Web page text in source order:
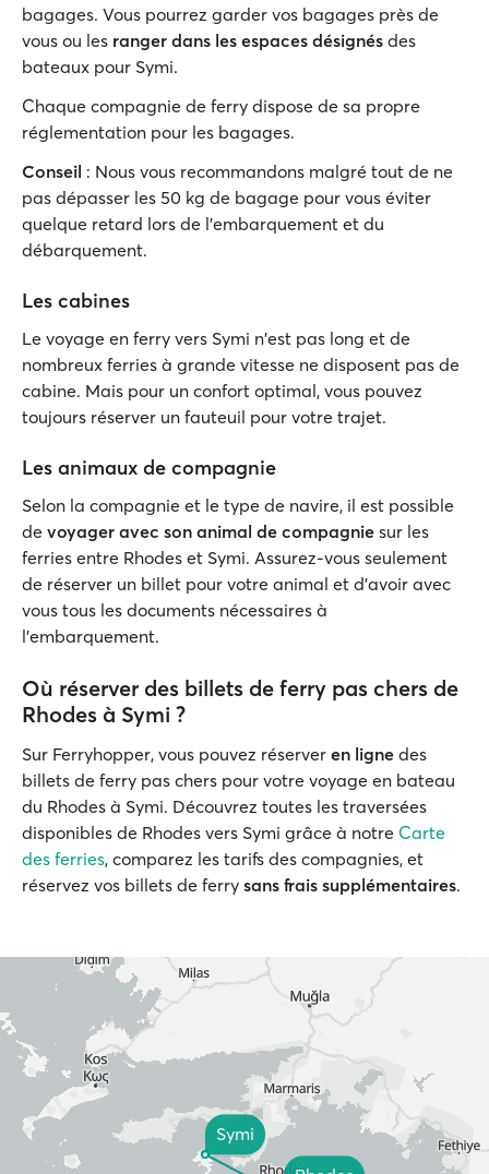
bagages. Vous pourrez garder vos bagages près de
vous ou les ranger dans les espaces désignés des
bateaux pour Symi.
Chaque compagnie de ferry dispose de sa propre
réglementation pour les bagages.
Conseil : Nous vous recommandons malgré tout de ne
pas dépasser les 50 kg de bagage pour vous éviter
quelque retard lors de l'embarquement et du
débarquement.
Les cabines
Le voyage en ferry vers Symi n'est pas long et de
nombreux ferries à grande vitesse ne disposent pas de
cabine. Mais pour un confort optimal, vous pouvez
toujours réserver un fauteuil pour votre trajet.
Les animaux de compagnie
Selon la compagnie et le type de navire, il est possible
de voyager avec son animal de compagnie sur les
ferries entre Rhodes et Symi. Assurez-vous seulement
de réserver un billet pour votre animal et d’avoir avec
vous tous les documents nécessaires à
l’embarquement.
Où réserver des billets de ferry pas chers de
Rhodes à Symi ?
Sur Ferryhopper, vous pouvez réserver en ligne des
billets de ferry pas chers pour votre voyage en bateau
du Rhodes à Symi. Découvrez toutes les traversées
disponibles de Rhodes vers Symi grâce à notre Carte
des ferries, comparez les tarifs des compagnies, et
réservez vos billets de ferry sans frais supplémentaires.
Symi